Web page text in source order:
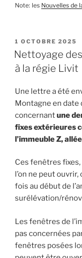
Note: les Nouvelles de
PUBLIÉ
LE
1 OCTOBRE 2025
Nettoyage
à la régie Livit
Une lettre a été
Montagne en
concernantune
fixes extérieures
l’immeuble Z,
Ces fenêtres
l’on ne peut
fois au début de
surélévation/
Les fenêtres de
pas concernées
fenêtres posées